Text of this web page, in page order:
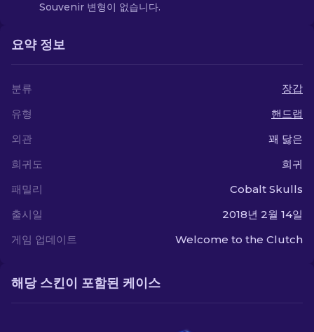
Souvenir 변형이 없습니다.
요약 정보
분류
장갑
유형
핸드랩
외관
꽤 닳은
희귀도
희귀
패밀리
Cobalt Skulls
출시일
2018년 2월 14일
게임 업데이트
Welcome to the Clutch
해당 스킨이 포함된 케이스